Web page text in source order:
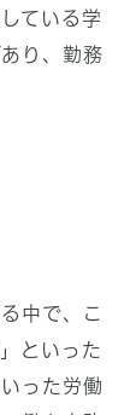
ている学
り、勤務
中で、こ
といった
った労働